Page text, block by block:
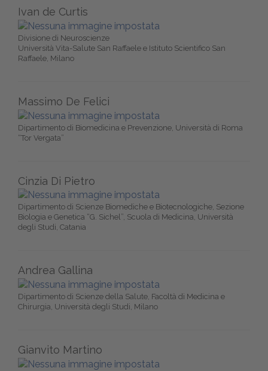
Ivan de Curtis
Divisione di Neuroscienze
Università Vita-Salute San Raffaele e Istituto Scientifico San
Raffaele, Milano
Massimo De Felici
Dipartimento di Biomedicina e Prevenzione, Università di Roma
“Tor Vergata”
Cinzia Di Pietro
Dipartimento di Scienze Biomediche e Biotecnologiche, Sezione
Biologia e Genetica “G. Sichel”, Scuola di Medicina, Università
degli Studi, Catania
Andrea Gallina
Dipartimento di Scienze della Salute, Facoltà di Medicina e
Chirurgia, Università degli Studi, Milano
Gianvito Martino